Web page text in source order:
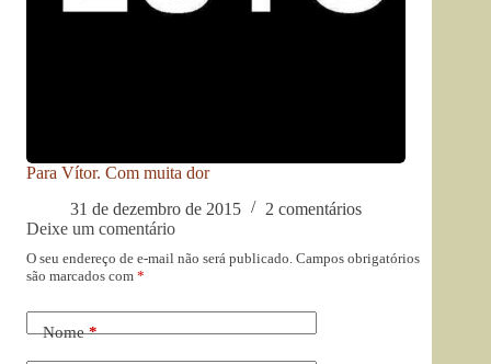
Para Vítor. Com muita dor
31 de dezembro de 2015
2 comentários
Deixe um comentário
O seu endereço de e-mail não será publicado. Campos obrigatórios
são marcados com *
Nome*